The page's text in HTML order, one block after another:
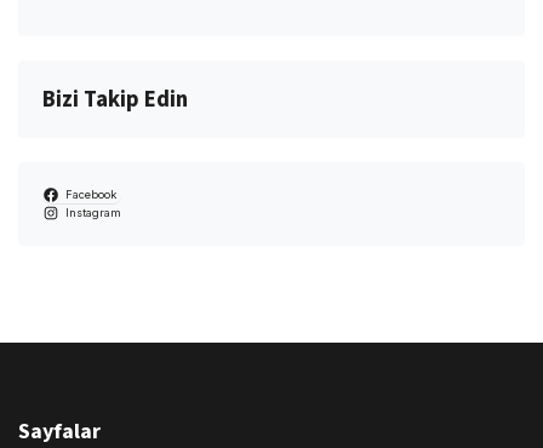
Bizi Takip Edin
Facebook
Instagram
Sayfalar